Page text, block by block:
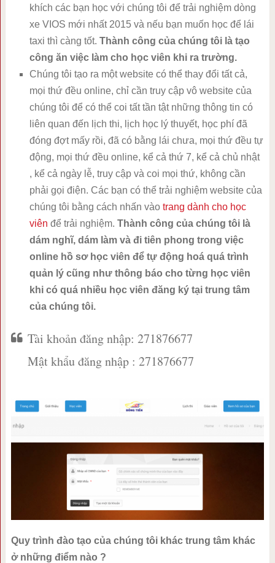
khích các bạn học với chúng tôi để trải nghiệm dòng
xe VIOS mới nhất 2015 và nếu bạn muốn học để lái
taxi thì càng tốt. Thành công của chúng tôi là tạo
công ăn việc làm cho học viên khi ra trường.
Chúng tôi tạo ra một website có thể thay đổi tất cả,
mọi thứ đều online, chỉ cần truy cập vô website của
chúng tôi để có thể coi tất tần tật những thông tin có
liên quan đến lịch thi, lịch học lý thuyết, học phí đã
đóng đợt mấy rồi, đã có bằng lái chưa, mọi thứ đều tự
động, mọi thứ đều online, kể cả thứ 7, kể cả chủ nhật
, kể cả ngày lễ, truy cập và coi mọi thứ, không cần
phải gọi điện. Các bạn có thể trải nghiệm website của
chúng tôi bằng cách nhấn vào trang dành cho học
viên để trải nghiệm. Thành công của chúng tôi là
dám nghĩ, dám làm và đi tiên phong trong việc
online hồ sơ học viên để tự động hoá quá trình
quản lý cũng như thông báo cho từng học viên
khi có quá nhiều học viên đăng ký tại trung tâm
của chúng tôi.
Tài khoản đăng nhập: 271876677
Mật khẩu đăng nhập : 271876677
Quy trình đào tạo của chúng tôi khác trung tâm khác
ở những điểm nào ?